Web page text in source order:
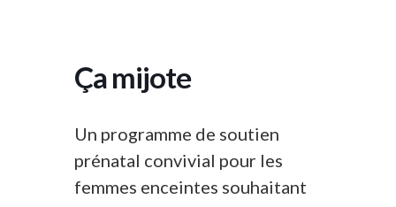
Ça mijote
Un programme de soutien
prénatal convivial pour les
femmes enceintes souhaitant